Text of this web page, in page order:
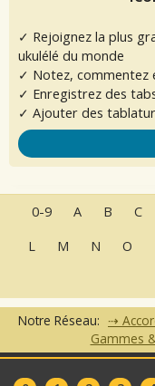
✓ Rejoignez la plus
ukulélé du monde
✓ Notez, commentez
✓ Enregistrez des
✓ Ajouter des
0-9 A B C
L
M N O
Notre Réseau:
Gammes